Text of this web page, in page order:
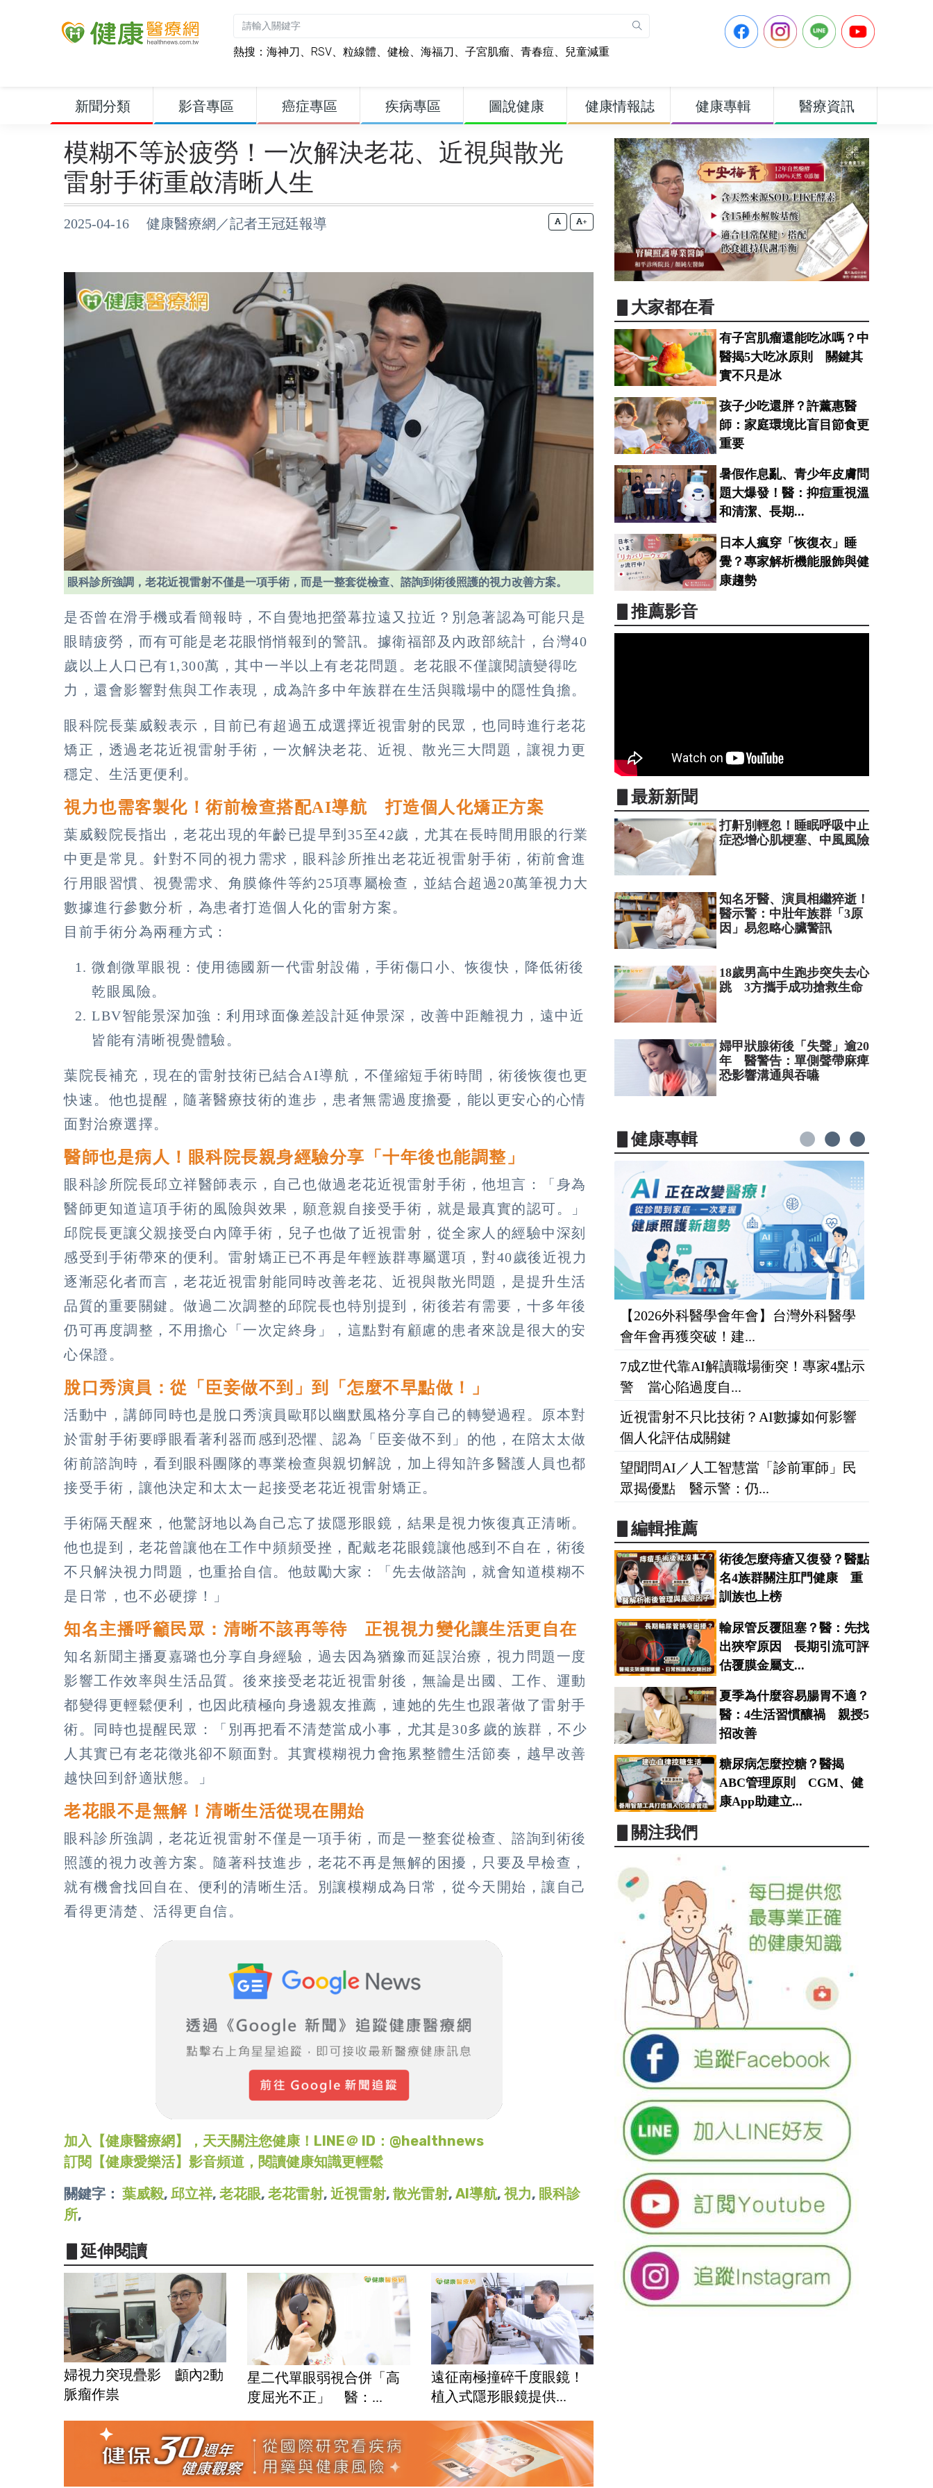
熱搜： 海神刀 、 RSV、 粒線體、 健檢、 海福刀 、 子宮肌瘤、 青春痘、 兒童減重
新聞分類 影音專區 癌症專區 疾病專區 圖說健康 健康情報誌 健康專輯 醫療資訊
模糊不等於疲勞！一次解決老花、近視與散光
雷射手術重啟清晰人生
2025-04-16 健康醫療網／記者王冠廷報導 +
眼科診所強調，老花近視雷射不僅是一項手術，而是一整套從檢查、諮詢到術後照護的視力改善方案。
是否曾在滑手機或看簡報時，不自覺地把螢幕拉遠又拉近？別急著認為可能只是
眼睛疲勞，而有可能是老花眼悄悄報到的警訊。據衛福部及內政部統計，台灣40
歲以上人口已有1,300萬，其中一半以上有老花問題。老花眼不僅讓閱讀變得吃
力，還會影響對焦與工作表現，成為許多中年族群在生活與職場中的隱性負擔。
眼科院長葉威毅表示，目前已有超過五成選擇近視雷射的民眾，也同時進行老花
矯正，透過老花近視雷射手術，一次解決老花、近視、散光三大問題，讓視力更
穩定、生活更便利。
視力也需客製化！術前檢查搭配AI導航 打造個人化矯正方案
葉威毅院長指出，老花出現的年齡已提早到35至42歲，尤其在長時間用眼的行業
中更是常見。針對不同的視力需求，眼科診所推出老花近視雷射手術，術前會進
行用眼習慣、視覺需求、角膜條件等約25項專屬檢查，並結合超過20萬筆視力大
數據進行參數分析，為患者打造個人化的雷射方案。
目前手術分為兩種方式：
微創微單眼視：使用德國新一代雷射設備，手術傷口小、恢復快，降低術後
乾眼風險。
LBV智能景深加強：利用球面像差設計延伸景深，改善中距離視力，遠中近
皆能有清晰視覺體驗。
葉院長補充，現在的雷射技術已結合AI導航，不僅縮短手術時間，術後恢復也更
快速。他也提醒，隨著醫療技術的進步，患者無需過度擔憂，能以更安心的心情
面對治療選擇。
醫師也是病人！眼科院長親身經驗分享「十年後也能調整」
眼科診所院長邱立祥醫師表示，自己也做過老花近視雷射手術，他坦言：「身為
醫師更知道這項手術的風險與效果，願意親自接受手術，就是最真實的認可。」
邱院長更讓父親接受白內障手術，兒子也做了近視雷射，從全家人的經驗中深刻
感受到手術帶來的便利。雷射矯正已不再是年輕族群專屬選項，對40歲後近視力
逐漸惡化者而言，老花近視雷射能同時改善老花、近視與散光問題，是提升生活
品質的重要關鍵。做過二次調整的邱院長也特別提到，術後若有需要，十多年後
仍可再度調整，不用擔心「一次定終身」，這點對有顧慮的患者來說是很大的安
心保證。
脫口秀演員：從「臣妾做不到」到「怎麼不早點做！」
活動中，講師同時也是脫口秀演員歐耶以幽默風格分享自己的轉變過程。原本對
於雷射手術要睜眼看著利器而感到恐懼、認為「臣妾做不到」的他，在陪太太做
術前諮詢時，看到眼科團隊的專業檢查與親切解說，加上得知許多醫護人員也都
接受手術，讓他決定和太太一起接受老花近視雷射矯正。
手術隔天醒來，他驚訝地以為自己忘了拔隱形眼鏡，結果是視力恢復真正清晰。
他也提到，老花曾讓他在工作中頻頻受挫，配戴老花眼鏡讓他感到不自在，術後
不只解決視力問題，也重拾自信。他鼓勵大家：「先去做諮詢，就會知道模糊不
是日常，也不必硬撐！」
知名主播呼籲民眾：清晰不該再等待 正視視力變化讓生活更自在
知名新聞主播夏嘉璐也分享自身經驗，過去因為猶豫而延誤治療，視力問題一度
影響工作效率與生活品質。後來接受老花近視雷射後，無論是出國、工作、運動
都變得更輕鬆便利，也因此積極向身邊親友推薦，連她的先生也跟著做了雷射手
術。同時也提醒民眾：「別再把看不清楚當成小事，尤其是30多歲的族群，不少
人其實已有老花徵兆卻不願面對。其實模糊視力會拖累整體生活節奏，越早改善
越快回到舒適狀態。」
老花眼不是無解！清晰生活從現在開始
眼科診所強調，老花近視雷射不僅是一項手術，而是一整套從檢查、諮詢到術後
照護的視力改善方案。隨著科技進步，老花不再是無解的困擾，只要及早檢查，
就有機會找回自在、便利的清晰生活。別讓模糊成為日常，從今天開始，讓自己
看得更清楚、活得更自信。
加入【健康醫療網】，天天關注您健康！LINE＠ ID：@healthnews
訂閱【健康愛樂活】影音頻道，閱讀健康知識更輕鬆
關鍵字： 葉威毅, 邱立祥, 老花眼, 老花雷射, 近視雷射, 散光雷射, AI導航, 視力, 眼科診
所,
▋延伸閱讀
婦視力突現疊影 顱內2動
脈瘤作祟
星二代單眼弱視合併「高
度屈光不正」 醫：...
遠征南極撞碎千度眼鏡！
植入式隱形眼鏡提供...
▋大家都在看
有子宮肌瘤還能吃冰嗎？中
醫揭5大吃冰原則 關鍵其
實不只是冰
孩子少吃還胖？許薰惠醫
師：家庭環境比盲目節食更
重要
暑假作息亂、青少年皮膚問
題大爆發！醫：抑痘重視溫
和清潔、長期...
日本人瘋穿「恢復衣」睡
覺？專家解析機能服飾與健
康趨勢
▋推薦影音
▋最新新聞
打鼾別輕忽！睡眠呼吸中止
症恐增心肌梗塞、中風風險
知名牙醫、演員相繼猝逝！
醫示警：中壯年族群「3原
因」易忽略心臟警訊
18歲男高中生跑步突失去心
跳 3方攜手成功搶救生命
婦甲狀腺術後「失聲」逾20
年 醫警告：單側聲帶麻痺
恐影響溝通與吞嚥
▋健康專輯
【2026外科醫學會年會】台灣外科醫學
會年會再獲突破！建...
7成Z世代靠AI解讀職場衝突！專家4點示
警 當心陷過度自...
近視雷射不只比技術？AI數據如何影響
個人化評估成關鍵
望聞問AI／人工智慧當「診前軍師」民
眾揭優點 醫示警：仍...
▋編輯推薦
術後怎麼痔瘡又復發？醫點
名4族群關注肛門健康 重
訓族也上榜
輸尿管反覆阻塞？醫：先找
出狹窄原因 長期引流可評
估覆膜金屬支...
夏季為什麼容易腸胃不適？
醫：4生活習慣釀禍 親授5
招改善
糖尿病怎麼控糖？醫揭
ABC管理原則 CGM、健
康App助建立...
▋關注我們